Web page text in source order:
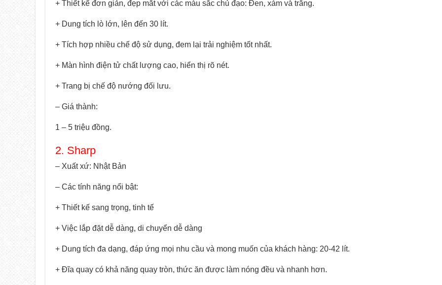
+ Thiết kế đơn giản, đẹp mắt với các màu sắc chủ đạo: Đen, xám và trắng.
+ Dung tích lò lớn, lên đến 30 lít.
+ Tích hợp nhiều chế độ sử dụng, đem lại trải nghiệm tốt nhất.
+ Màn hình điện tử chất lượng cao, hiển thị rõ nét.
+ Trang bị chế độ nướng đối lưu.
– Giá thành:
1 – 5 triệu đồng.
2. Sharp
– Xuất xứ: Nhật Bản
– Các tính năng nổi bật:
+ Thiết kế sang trọng, tinh tế
+ Việc lắp đặt dễ dàng, di chuyển dễ dàng
+ Dung tích đa dạng, đáp ứng mọi nhu cầu và mong muốn của khách hàng: 20-42 lít.
+ Đĩa quay có khả năng quay tròn, thức ăn được làm nóng đều và nhanh hơn.